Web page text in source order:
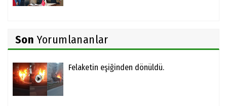
Son Yorumlananlar
Felaketin eşiğinden dönüldü.